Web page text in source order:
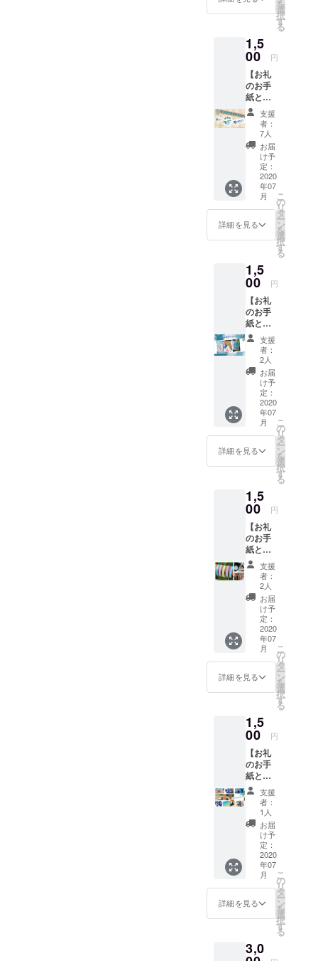
メッ
セージ
り致し
ます。
※複数個
選択可
能。 ご
都合許
す場合
には、
複数個
数選択
にて追
加でご
支援頂
けます
と大変
嬉しい
です。
を
選
択
す
る
1,5
00 円
【お礼
のお手
紙とオ
リジナ
ルス
テッ
カー】
プロ
ジェク
ト終了
後、お
礼のお
手紙と
オリジ
ナルス
テッ
をお送
り致し
ます。
オリジ
ナルス
テッ
カー3枚
（①縦
7cm×横
15cm、
②直径
10cm、
③縦
8cm×横
12.5cm
） ※ご
支援を
『上乗
せ支
援』を
するこ
とがで
きま
す。ご
都合許
す場合
は、上
乗せで
ご支援
頂けま
すと大
変嬉し
いで
す。
支援
者：
7人
お届
け予
定：
2020
年07
月
詳細を見る
こ
の
リ
タ
ー
ン
を
選
択
す
る
1,5
00 円
【お礼
のお手
紙とオ
リジナ
ルポス
トカー
ド】 プ
ロジェ
クト終
了後、
お礼の
お手紙
とオリ
ジナル
ポスト
カード2
送り致
しま
す。 オ
リジナ
ルポス
トカー
ド2枚
（縦
14.8cm
×横
10cm）
※ご支援
をして
いただ
く際に
『上乗
せ支
きま
す。ご
都合許
す場合
は、上
乗せで
ご支援
頂けま
すと大
変嬉し
いで
す。
支援
者：
2人
お届
け予
定：
2020
年07
月
詳細を見る
こ
の
リ
タ
ー
ン
を
選
択
す
る
1,5
00 円
【お礼
のお手
紙とオ
リジナ
ルシリ
コンバ
ンド】
プロ
ジェク
ト終了
後、お
礼のお
手紙と
オリジ
ナルシ
リコン
をお送
り致し
ます。
※ご支援
をして
いただ
く際に
『上乗
せ支
援』を
するこ
とがで
きま
す。ご
都合許
す場合
は、上
すと大
支援
者：
2人
お届
け予
定：
2020
年07
月
詳細を見る
こ
の
リ
タ
ー
ン
を
選
択
す
る
1,5
00 円
【お礼
のお手
紙と
シュ
ノーケ
ル器材
レンタ
ル券】
プロ
ジェク
ト終了
後、お
礼のお
手紙と
シュ
ノーケ
レンタ
ル券を
支援
者：
1人
お届
け予
定：
2020
年07
月
詳細を見る
こ
の
リ
タ
ー
ン
を
選
択
す
る
3,0